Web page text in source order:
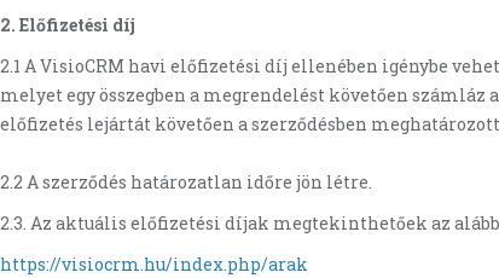
2. Előfizetési díj
2.1 A VisioCRM havi előfizetési díj ellenében igénybe
melyet egy összegben a megrendelést követően
előfizetés lejártát követően a szerződésben
2.2 A szerződés határozatlan időre jön létre.
2.3. Az aktuális előfizetési díjak megtekinthetőek az
https://visiocrm.hu/index.php/arak